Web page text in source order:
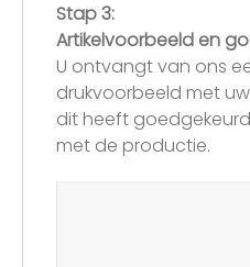
Stap 3:
Artikelvoorbeeld en
U ontvangt van ons
drukvoorbeeld met
dit heeft
met de productie.